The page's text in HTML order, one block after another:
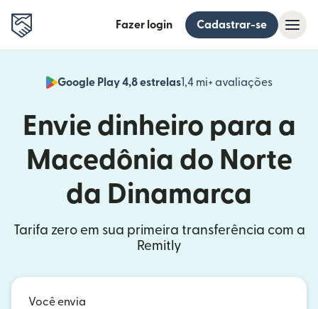
Fazer login Cadastrar-se
Google Play 4,8 estrelas1,4 mi+ avaliações
(abre
Envie dinheiro para a
Macedônia do Norte
da Dinamarca
Tarifa zero em sua primeira transferência com a
Remitly
Você envia